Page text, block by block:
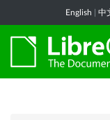
English 中